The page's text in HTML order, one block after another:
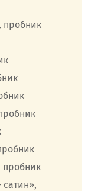
пробник